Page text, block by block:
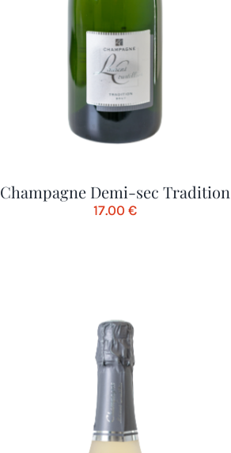
Champagne Demi-sec Tradition
17.00€